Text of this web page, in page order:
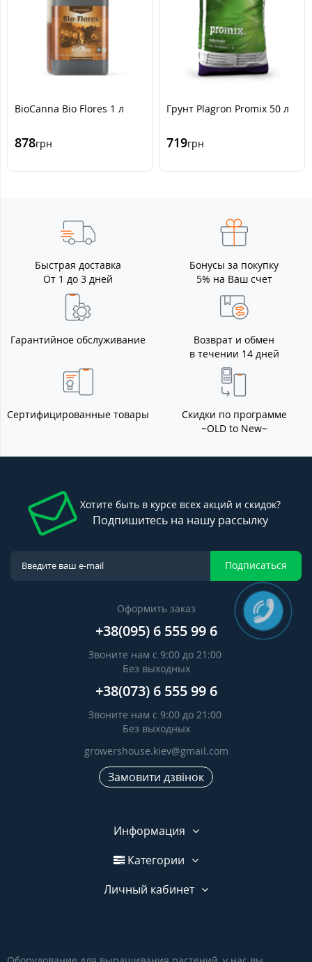
BioCanna Bio Flores 1 л
878грн
Грунт Plagron Promix 50 л
719грн
Быстрая доставка
От 1 до 3 дней
Бонусы за покупку
5% на Ваш счет
Гарантийное обслуживание
Возврат и обмен
в течении 14 дней
Сертифицированные товары
Скидки по программе
~OLD to New~
Хотите быть в курсе всех акций и скидок?
Подпишитесь на нашу рассылку
Подписаться
Оформить заказ
+38(095) 6 555 99 6
Звоните нам с 9:00 до 21:00
Без выходных
+38(073) 6 555 99 6
Звоните нам с 9:00 до 21:00
Без выходных
growershouse.kiev@gmail.com
Замовити дзвінок
Информация
Категории
Личный кабинет